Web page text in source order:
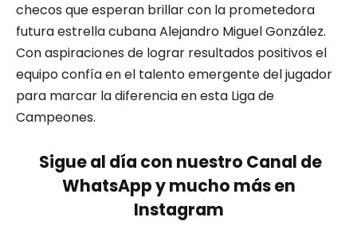
checos que esperan brillar con la prometedora
futura estrella cubana Alejandro Miguel González.
Con aspiraciones de lograr resultados positivos el
equipo confía en el talento emergente del jugador
para marcar la diferencia en esta Liga de
Campeones.
Sigue al día con nuestro Canal de
WhatsApp y mucho más en
Instagram